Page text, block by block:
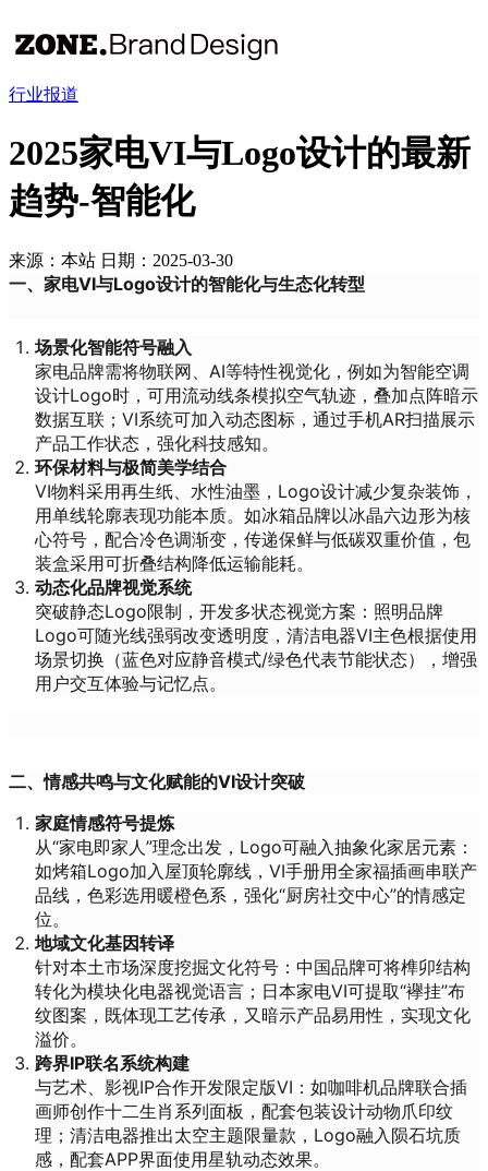
行业报道
2025家电VI与Logo设计的最新
趋势-智能化
来源：本站 日期：2025-03-30
一、家电VI与Logo设计的智能化与生态化转型
场景化智能符号融入
家电品牌需将物联网、AI等特性视觉化，例如为智能空调
设计Logo时，可用流动线条模拟空气轨迹，叠加点阵暗示
数据互联；VI系统可加入动态图标，通过手机AR扫描展示
产品工作状态，强化科技感知。
环保材料与极简美学结合
VI物料采用再生纸、水性油墨，Logo设计减少复杂装饰，
用单线轮廓表现功能本质。如冰箱品牌以冰晶六边形为核
心符号，配合冷色调渐变，传递保鲜与低碳双重价值，包
装盒采用可折叠结构降低运输能耗。
动态化品牌视觉系统
突破静态Logo限制，开发多状态视觉方案：照明品牌
Logo可随光线强弱改变透明度，清洁电器VI主色根据使用
场景切换（蓝色对应静音模式/绿色代表节能状态），增强
用户交互体验与记忆点。
二、情感共鸣与文化赋能的VI设计突破
家庭情感符号提炼
从“家电即家人”理念出发，Logo可融入抽象化家居元素：
如烤箱Logo加入屋顶轮廓线，VI手册用全家福插画串联产
品线，色彩选用暖橙色系，强化“厨房社交中心”的情感定
位。
地域文化基因转译
针对本土市场深度挖掘文化符号：中国品牌可将榫卯结构
转化为模块化电器视觉语言；日本家电VI可提取“襷挂”布
纹图案，既体现工艺传承，又暗示产品易用性，实现文化
溢价。
跨界IP联名系统构建
与艺术、影视IP合作开发限定版VI：如咖啡机品牌联合插
画师创作十二生肖系列面板，配套包装设计动物爪印纹
理；清洁电器推出太空主题限量款，Logo融入陨石坑质
感，配套APP界面使用星轨动态效果。